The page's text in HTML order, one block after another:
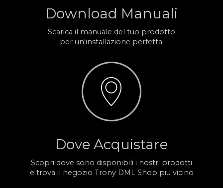
Download Manuali
Scarica il manuale del tuo prodotto
per un'installazione perfetta.
Dove Acquistare
Scopri dove sono disponibili i nostri prodotti
e trova il negozio Trony DML Shop piu vicino